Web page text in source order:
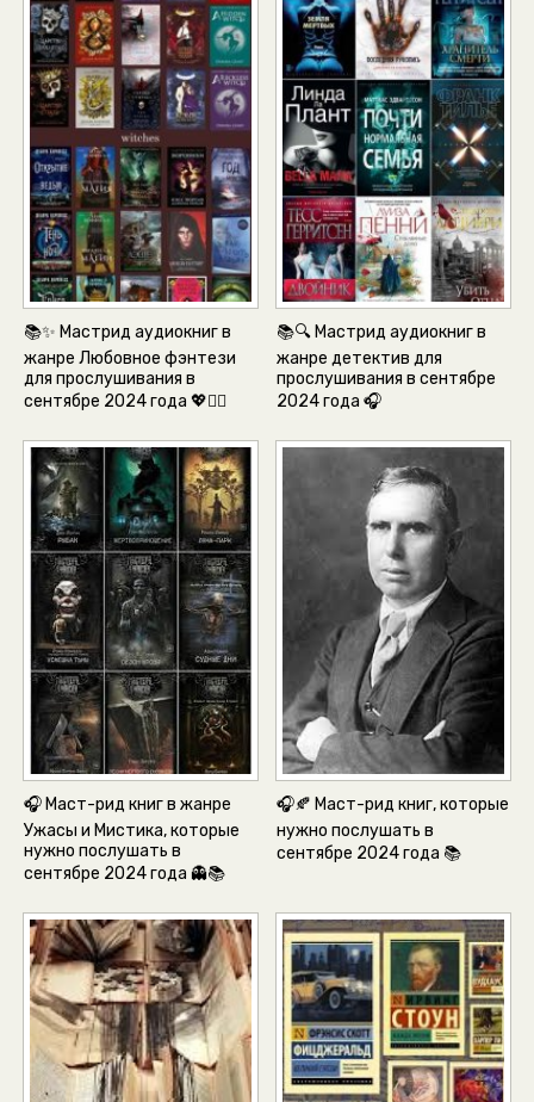
📚✨ Мастрид аудиокниг в
жанре Любовное фэнтези
для прослушивания в
сентябре 2024 года 💖🧚‍♀️
📚🔍 Мастрид аудиокниг в
жанре детектив для
прослушивания в сентябре
2024 года 🎧
🎧 Маст-рид книг в жанре
Ужасы и Мистика, которые
нужно послушать в
сентябре 2024 года 👻📚
🎧🍂 Маст-рид книг, которые
нужно послушать в
сентябре 2024 года 📚